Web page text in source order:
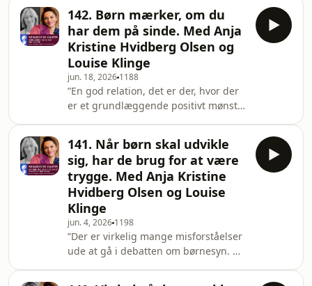
har et fæ
børne- og skoleforsker Louise Klinge i
denne uges ”Pædagogisk kvarter”,
hvor det handler om den skole, vi har
i dag – og den skole, vi kunne skabe,
hvis vi tog afsæt i det, vi ved om børn,
læring og udvikling.I de senere år har
debatten om skolen ofte handlet o
142. Børn mærker, om du
har dem på sinde. Med Anja
Kristine Hvidberg Olsen og
Louise Klinge
jun. 18, 2026 1188
”En god relation, det er der, hvor der
er et grundlæggende positivt mønster
Louise Klinge i denne uges
”Pædagogisk kvarter”, hvor det
handler om relationer mellem børn
og voksne – og om hvad der egentlig
kendetegner en god relation.For
hvornår opstår en relation? Kan man
skabe gode relationer til alle børn? Og
hvad gør man so
141. Når børn skal udvikle
sig, har de brug for at være
trygge. Med Anja Kristine
Hvidberg Olsen og Louise
Klinge
jun. 4, 2026 1198
”Der er virkelig mange misforståelser
ude at gå i debatten om børnesyn. Og